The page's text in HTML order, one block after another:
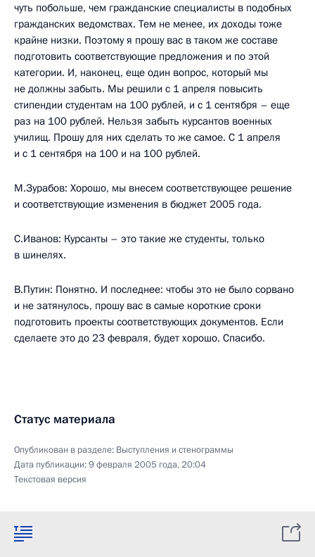
чуть побольше, чем гражданские специалисты в подобных
гражданских ведомствах. Тем не менее, их доходы тоже
крайне низки. Поэтому я прошу вас в таком же составе
подготовить соответствующие предложения и по этой
категории. И, наконец, еще один вопрос, который мы
не должны забыть. Мы решили с 1 апреля повысить
стипендии студентам на 100 рублей, и с 1 сентября – еще
раз на 100 рублей. Нельзя забыть курсантов военных
училищ. Прошу для них сделать то же самое. С 1 апреля
и с 1 сентября на 100 и на 100 рублей.
М.Зурабов: Хорошо, мы внесем соответствующее решение
и соответствующие изменения в бюджет 2005 года.
С.Иванов: Курсанты – это такие же студенты, только
в шинелях.
В.Путин: Понятно. И последнее: чтобы это не было сорвано
и не затянулось, прошу вас в самые короткие сроки
подготовить проекты соответствующих документов. Если
сделаете это до 23 февраля, будет хорошо. Спасибо.
Статус материала
Опубликован в разделе: Выступления и стенограммы
Дата публикации:9 февраля 2005 года, 20:04
Текстовая версия